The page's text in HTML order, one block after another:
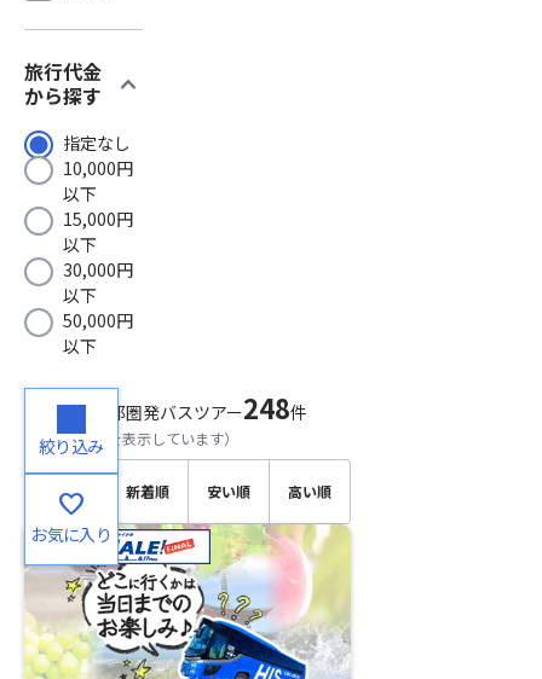
旅行代金
から探す
expand_more
指定なし
10,000円
以下
15,000円
以下
30,000円
以下
50,000円
以下
絞り込み
favorite
お気に入り
検索結果 首都圏発バスツアー248件
1～20件目を表示しています）
おすす
め順
新着順 安い順 高い順